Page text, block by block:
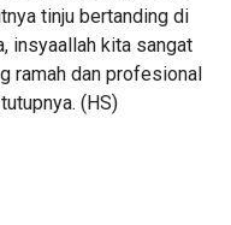
tinju bertanding di
insyaallah kita sangat
ramah dan profesional
(HS)